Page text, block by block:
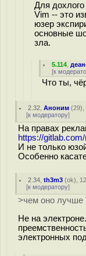
Для
Vim -- это
юзер
основные
зла.
5.114
[к
Что ты,
2.32 ,Аноним (29),
[к модератору]
На правах
https://
И не только
Особенно
2.34 ,th3m3 (ok),
[к модератору]
>чем оно лучше
Не на
электронных